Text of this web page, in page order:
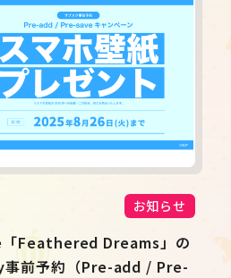
お知らせ
Feathered Dreams」の
前予約（Pre-add / Pre-